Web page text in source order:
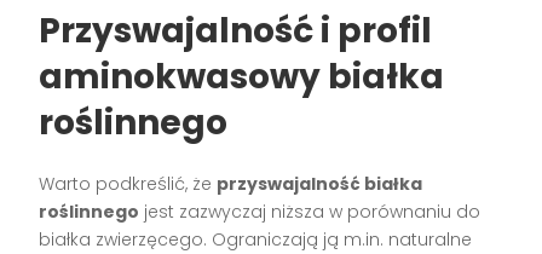
Przyswajalność i profil
aminokwasowy białka
roślinnego
Warto podkreślić, że przyswajalność białka
roślinnego jest zazwyczaj niższa w porównaniu do
białka zwierzęcego. Ograniczają ją m.in. naturalne